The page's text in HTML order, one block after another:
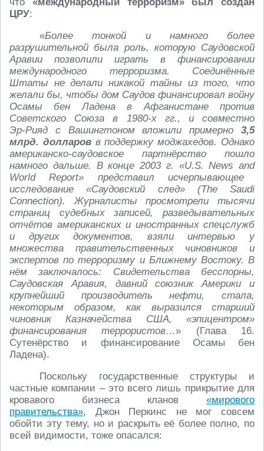
ЦРУ:
«Более тонкой и намного более
разрушительной была роль, которую Саудовской
Аравии позволили играть в финансировании
международного терроризма. Соединённые
Штаты не делали никакой тайны из того, что
желали бы, чтобы дом Саудов финансировал войну
Осамы бен Ладена в Афганистане против
Советского Союза в 1980‑х гг., и совместно
Эр‑Рияд с Вашингтоном вложили примерно 3,5
млрд. долларовв поддержку моджахедов. Однако
американско‑саудовское партнёрство пошло
намного дальше. В конце 2003 г. «U.S. News and
World Report» представил исчерпывающее
исследование «Саудовский след» (The Saudi
Connection). Журналисты просмотрели тысячи
страниц судебных записей, разведывательных
отчётов американских и иностранных спецслужб
и других документов, взяли интервью у
множества правительственных чиновников и
экспертов по терроризму и Ближнему Востоку. В
нём заключалось: Свидетельства бесспорны,
Саудовская Аравия, давний союзник Америки и
крупнейший производитель нефти, стала,
некоторым образом, как выразился старший
чиновник Казначейства США, «эпицентром»
финансирования террористов…» (Глава 16.
Сутенёрство и финансирование Осамы бен
Ладена).
Поскольку государственные структуры и
частные компании – это всего лишь прикрытие для
кровавого бизнеса кланов «мирового
правительства», Джон Перкинс не мог совсем
обойти эту тему, но и раскрыть её более полно, по
всей видимости, тоже опасался: